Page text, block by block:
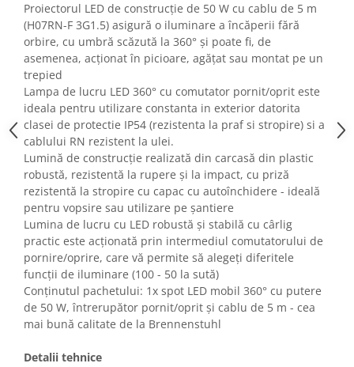
Genti si accesorii barbati
Genti si accesorii femei
Imbracaminte barbati
Imbracaminte femei
Imbracaminte si Incaltaminte copii
Incaltaminte barbati
Incaltaminte femei
Ochelari de soare
Ochelari de vedere
Gaming, Carti & Birotica
Birotica & Papetarie
Console, Jocuri & Accesorii
Ingrijire personala & Cosmetice
Accesorii aparate de ras electrice
Accesorii aparate hair styling
Aparate & Accesorii ingrijire
Aparate cosmetice
Proiectorul LED de construcție de 50 W cu cablu de 5 m
(H07RN-F 3G1.5) asigură o iluminare a încăperii fără
orbire, cu umbră scăzută la 360° și poate fi, de
asemenea, acționat în picioare, agățat sau montat pe un
trepied
Lampa de lucru LED 360° cu comutator pornit/oprit este
ideala pentru utilizare constanta in exterior datorita
clasei de protectie IP54 (rezistenta la praf si stropire) si a
cablului RN rezistent la ulei.
Lumină de construcție realizată din carcasă din plastic
robustă, rezistentă la rupere și la impact, cu priză
rezistentă la stropire cu capac cu autoînchidere - ideală
pentru vopsire sau utilizare pe șantiere
Lumina de lucru cu LED robustă și stabilă cu cârlig
practic este acționată prin intermediul comutatorului de
pornire/oprire, care vă permite să alegeți diferitele
funcții de iluminare (100 - 50 la sută)
Conținutul pachetului: 1x spot LED mobil 360° cu putere
de 50 W, întrerupător pornit/oprit și cablu de 5 m - cea
mai bună calitate de la Brennenstuhl
Detalii tehnice